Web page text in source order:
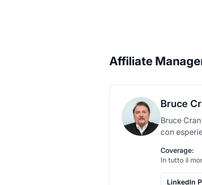
Affiliate
Bruce
Bruce
con
Coverage:
In tutto il
LinkedIn